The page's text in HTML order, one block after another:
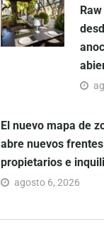
El nuevo mapa de
abre nuevos
propietarios e
agosto 6, 2026